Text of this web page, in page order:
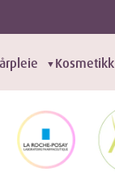
▼ Kosmetikk